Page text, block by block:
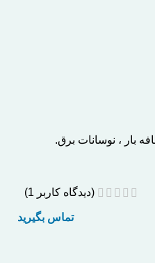
بار ، نوسانات برق.
(دیدگاه کاربر 1
)
تماس بگیرید